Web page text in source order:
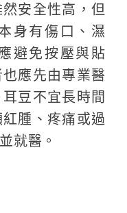
安全性高，但
身有傷口、濕
避免按壓與貼
應先由專業醫
豆不宜長時間
腫、疼痛或過
就醫。